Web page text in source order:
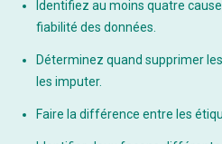
Identifiez au moins quatre
fiabilité des données.
Déterminez quand supprimer
les imputer.
Faire la différence entre les